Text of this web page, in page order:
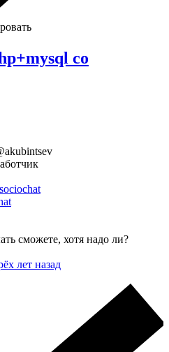
со
сможете, хотя надо ли?
лет назад